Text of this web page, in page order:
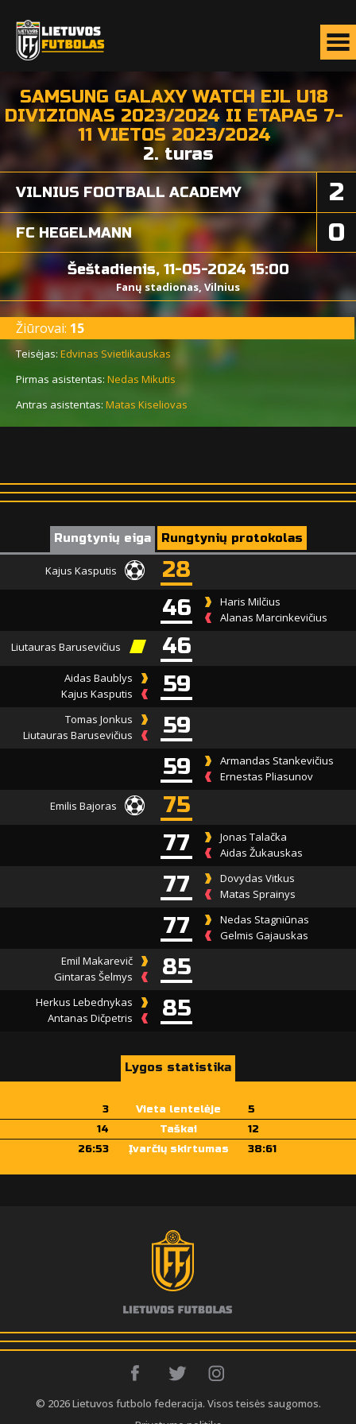
SAMSUNG GALAXY WATCH EJL U18
DIVIZIONAS 2023/2024 II ETAPAS 7-
11 VIETOS 2023/2024
2. turas
2
VILNIUS FOOTBALL ACADEMY
FC HEGELMANN 0
Šeštadienis, 11-05-2024 15:00
Fanų stadionas, Vilnius
Žiūrovai: 15
Teisėjas: Edvinas Svietlikauskas
Pirmas asistentas: Nedas Mikutis
Antras asistentas: Matas Kiseliovas
Rungtynių eiga Rungtynių protokolas
Kajus Kasputis
28
46
Haris Milčius
Alanas Marcinkevičius
Liutauras Barusevičius 46
Aidas Baublys
Kajus Kasputis
59
Tomas Jonkus
Liutauras Barusevičius
59
59
Armandas Stankevičius
Ernestas Pliasunov
Emilis Bajoras
75
77
Jonas Talačka
Aidas Žukauskas
77
Dovydas Vitkus
Matas Sprainys
77
Nedas Stagniūnas
Gelmis Gajauskas
Emil Makarevič
Gintaras Šelmys
85
Herkus Lebednykas
Antanas Dičpetris
85
Lygos statistika
3 Vieta lentelėje
5
14
Taškai
12
26:53
Įvarčių skirtumas 38:61
© 2026 Lietuvos futbolo federacija. Visos teisės saugomos.